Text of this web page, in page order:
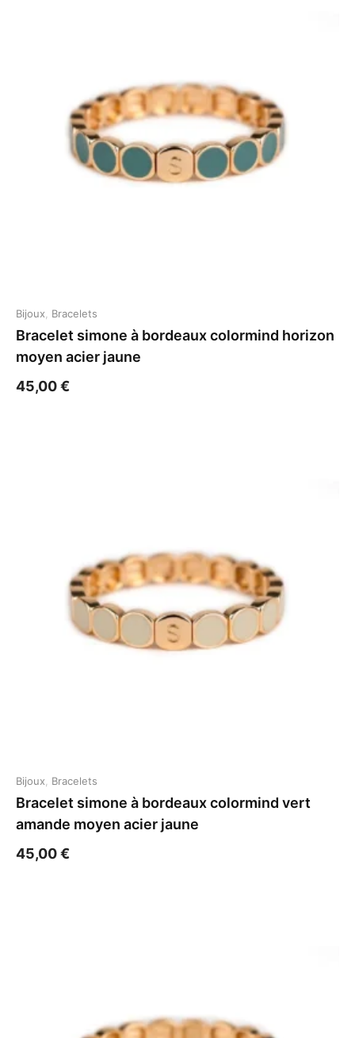
Bijoux Bracelets
Bracelet simone à bordeaux colormind horizon
moyen acier jaune
45,00€
Bijoux Bracelets
Bracelet simone à bordeaux colormind vert
amande moyen acier jaune
45,00€